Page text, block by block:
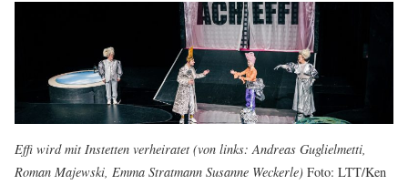
Effi wird mit Instetten verheiratet (von links: Andreas Guglielmetti,
Roman Majewski, Emma Stratmann Susanne Weckerle) Foto: LTT/Ken